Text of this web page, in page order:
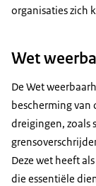
organisaties zich
Wet
De Wet
bescherming van
dreigingen, zoals
Deze wet heeft
die essentiële